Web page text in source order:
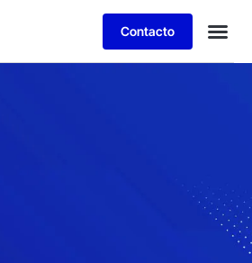
Contacto